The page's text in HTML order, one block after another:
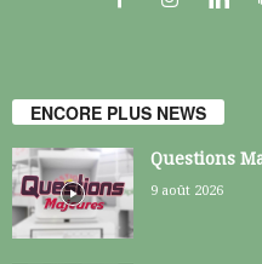
ENCORE PLUS NEWS
Questions
9 août 2026